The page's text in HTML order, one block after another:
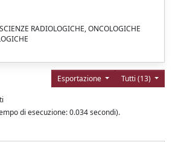
RADIOLOGICHE, ONCOLOGICHE
Tutti (13)
Esportazione
di esecuzione: 0.034 secondi).